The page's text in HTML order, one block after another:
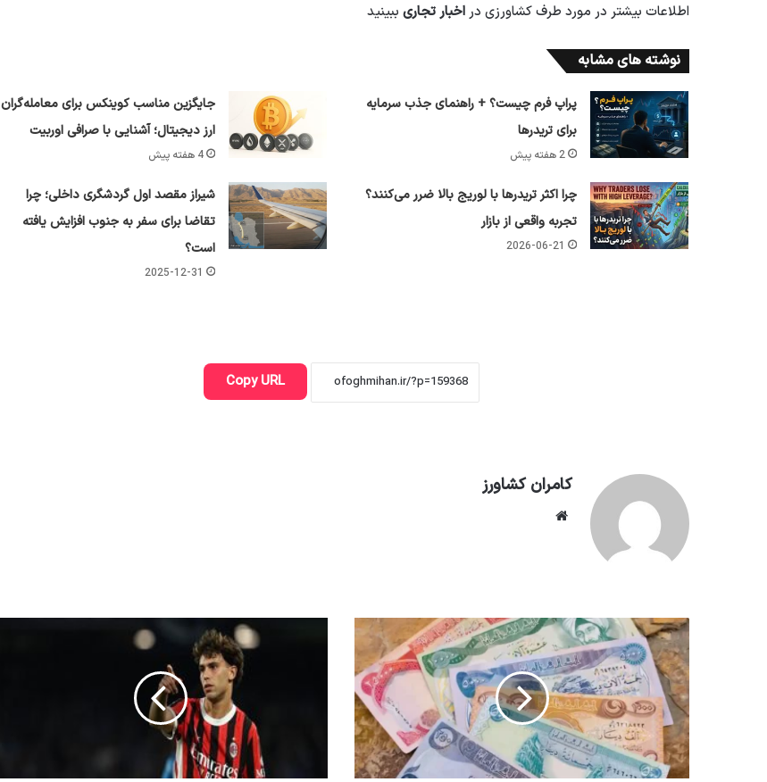
اطلاعات بیشتر در مورد طرف کشاورزی در اخبار تجاری ببینید
نوشته های مشابه
پراپ فرم چیست؟ + راهنمای جذب سرمایه
برای تریدرها
2 هفته پیش
جایگزین مناسب کوینکس برای معامله‌گران
ارز دیجیتال؛ آشنایی با صرافی اوربیت
4 هفته پیش
چرا اکثر تریدرها با لوریج بالا ضرر می‌کنند؟
تجربه واقعی از بازار
2026-06-21
شیراز مقصد اول گردشگری داخلی؛ چرا
تقاضا برای سفر به جنوب افزایش یافته
است؟
2025-12-31
Copy URL
کامران کشاورز